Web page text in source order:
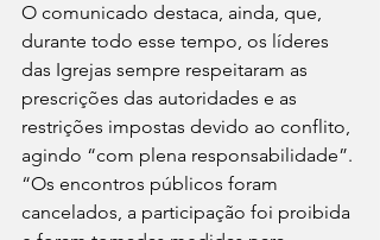
O comunicado destaca, ainda, que,
durante todo esse tempo, os líderes
das Igrejas sempre respeitaram as
prescrições das autoridades e as
restrições impostas devido ao conflito,
agindo “com plena responsabilidade”.
“Os encontros públicos foram
cancelados, a participação foi proibida